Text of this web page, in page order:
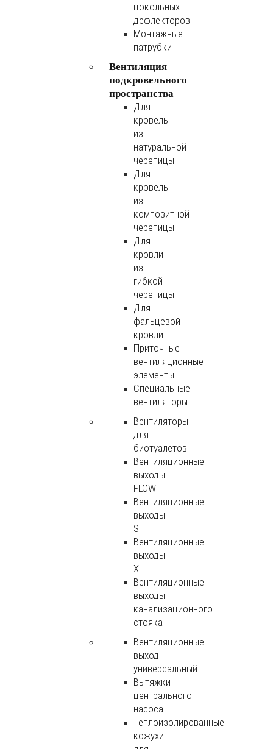
цокольных
дефлекторов
Монтажные
патрубки
Вентиляция
подкровельного
пространства
Для
кровель
из
натуральной
черепицы
Для
кровель
из
композитной
черепицы
Для
кровли
из
гибкой
черепицы
Для
фальцевой
кровли
Приточные
вентиляционные
элементы
Специальные
вентиляторы
Вентиляторы
для
биотуалетов
Вентиляционные
выходы
FLOW
Вентиляционные
выходы
S
Вентиляционные
выходы
XL
Вентиляционные
выходы
канализационного
стояка
Вентиляционные
выход
универсальный
Вытяжки
центрального
насоса
Теплоизолированные
кожухи